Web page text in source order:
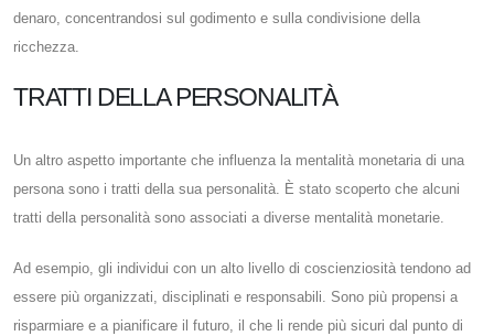
denaro, concentrandosi sul godimento e sulla condivisione della
ricchezza.
TRATTI DELLA PERSONALITÀ
Un altro aspetto importante che influenza la mentalità monetaria di una
persona sono i tratti della sua personalità. È stato scoperto che alcuni
tratti della personalità sono associati a diverse mentalità monetarie.
Ad esempio, gli individui con un alto livello di coscienziosità tendono ad
essere più organizzati, disciplinati e responsabili. Sono più propensi a
risparmiare e a pianificare il futuro, il che li rende più sicuri dal punto di